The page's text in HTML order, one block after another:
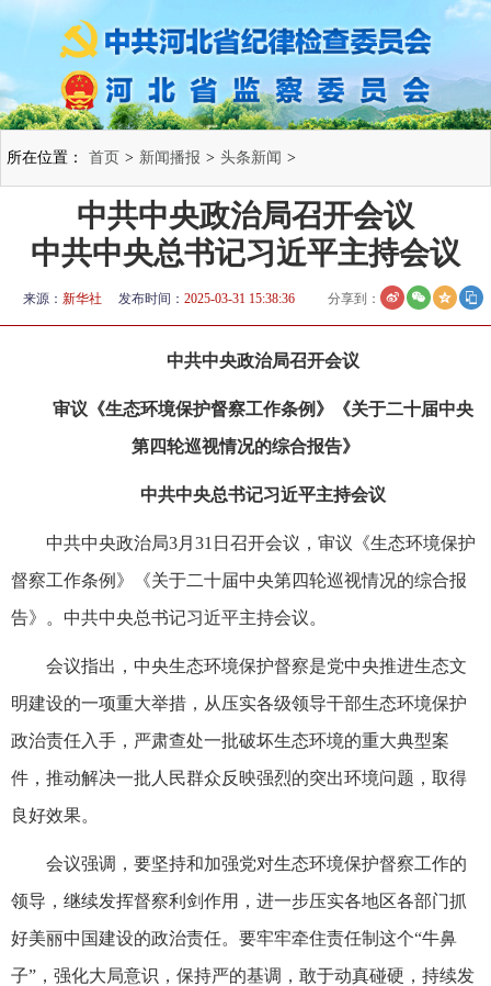
所在位置： 首页 > 新闻播报 > 头条新闻 >
中共中央政治局召开会议
中共中央总书记习近平主持会议
来源： 新华社 发布时间： 2025-03-31 15:38:36 分享到：
中共中央政治局召开会议
审议《生态环境保护督察工作条例》《关于二十届中央
第四轮巡视情况的综合报告》
中共中央总书记习近平主持会议
中共中央政治局3月31日召开会议，审议《生态环境保护
督察工作条例》《关于二十届中央第四轮巡视情况的综合报
告》。中共中央总书记习近平主持会议。
会议指出，中央生态环境保护督察是党中央推进生态文
明建设的一项重大举措，从压实各级领导干部生态环境保护
政治责任入手，严肃查处一批破坏生态环境的重大典型案
件，推动解决一批人民群众反映强烈的突出环境问题，取得
良好效果。
会议强调，要坚持和加强党对生态环境保护督察工作的
领导，继续发挥督察利剑作用，进一步压实各地区各部门抓
好美丽中国建设的政治责任。要牢牢牵住责任制这个“牛鼻
子”，强化大局意识，保持严的基调，敢于动真碰硬，持续发